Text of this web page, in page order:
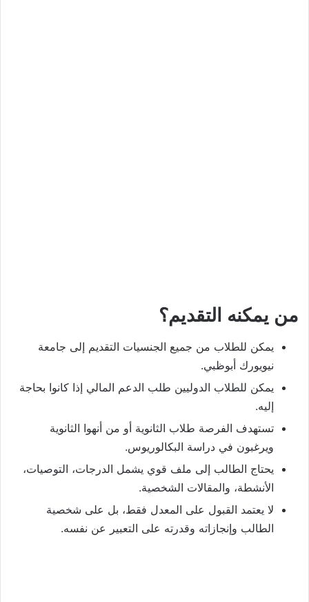
من يمكنه التقديم؟
يمكن للطلاب من جميع الجنسيات التقديم إلى جامعة
نيويورك أبوظبي.
يمكن للطلاب الدوليين طلب الدعم المالي إذا كانوا بحاجة
إليه.
تستهدف الفرصة طلاب الثانوية أو من أنهوا الثانوية
ويرغبون في دراسة البكالوريوس.
يحتاج الطالب إلى ملف قوي يشمل الدرجات، التوصيات،
الأنشطة، والمقالات الشخصية.
لا يعتمد القبول على المعدل فقط، بل على شخصية
الطالب وإنجازاته وقدرته على التعبير عن نفسه.